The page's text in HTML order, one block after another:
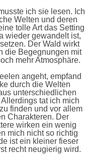
ich sie lesen. Ich
Welten und deren
tolle Art das Setting
wieder gewandeltist,
Der Wald wirkt
die Begegnungen mit
mehr Atmosphäre.
angeht, empfand
durch die Welten
unterschiedlichen
tat ich mich
finden und vor allem
Charakteren. Der
wirken ein wenig
mich nicht so richtig
ist ein kleiner fieser
recht neugierig wird.